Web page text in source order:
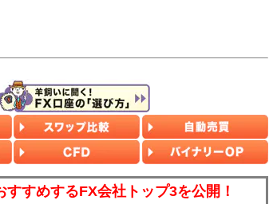
すすめするFX会社トップ3を公開！